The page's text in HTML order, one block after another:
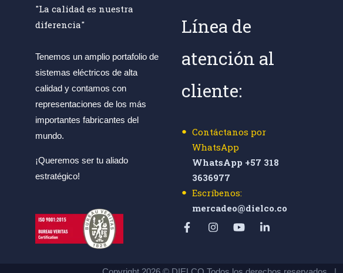
"La calidad es nuestra
diferencia"
Tenemos un amplio portafolio de
sistemas eléctricos de alta
calidad y contamos con
representaciones de los más
importantes fabricantes del
mundo.
¡Queremos ser tu aliado
estratégico!
Línea de
atención al
cliente:
Contáctanos por
WhatsApp
WhatsApp +57 318
3636977
Escríbenos:
mercadeo@dielco.co